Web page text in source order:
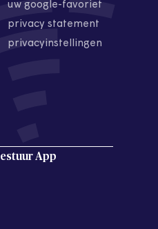
uw google-favoriet
privacy statement
privacyinstellingen
App